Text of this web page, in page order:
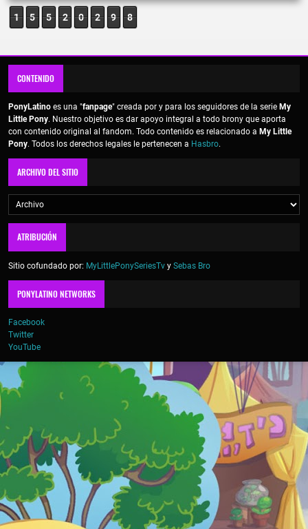
1 5 5 2 0 2 9 8
CONTENIDO
PonyLatino es una "fanpage" creada por y para los seguidores de la serie My
Little Pony. Nuestro objetivo es dar apoyo integral a todo brony que aporta
con contenido original al fandom. Todo contenido es relacionado a My Little
Pony. Todos los derechos legales le pertenecen a Hasbro.
ARCHIVO DEL SITIO
ATRIBUCIÓN
Sitio cofundado por: MyLittlePonySeriesTv y Sebas Bro
PONYLATINO NETWORKS
Facebook
Twitter
YouTube